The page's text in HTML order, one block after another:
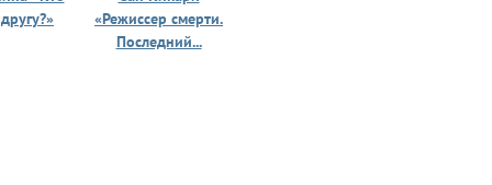
«Режиссер смерти.
Последний...